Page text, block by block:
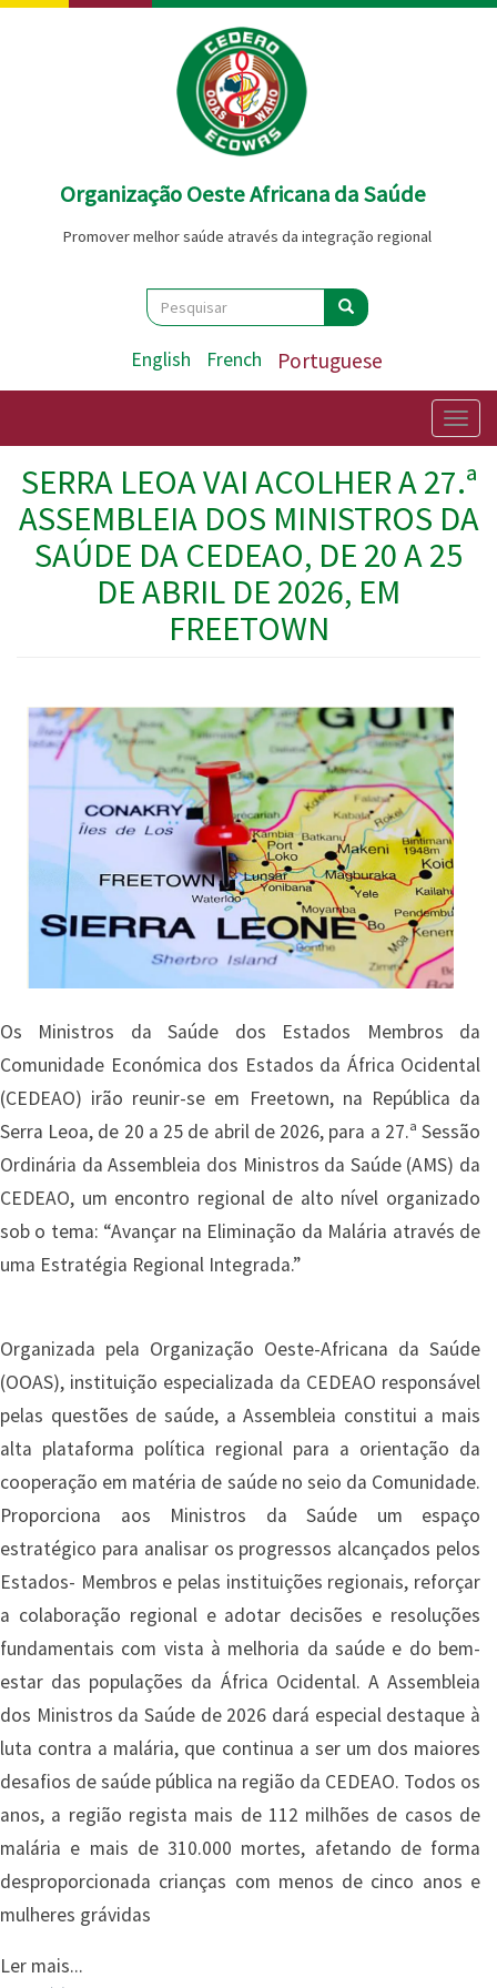
Passar
Organização Oeste Africana da Saúde
Promover melhor saúde através da integração regional
Search
Pesquisar Pesquisar
English French Portuguese
SERRA LEOA VAI ACOLHER A 27.ª
ASSEMBLEIA DOS MINISTROS DA
SAÚDE DA CEDEAO, DE 20 A 25
DE ABRIL DE 2026, EM
FREETOWN
Os Ministros da Saúde dos Estados Membros da
Comunidade Económica dos Estados da África Ocidental
(CEDEAO) irão reunir-se em Freetown, na República da
Serra Leoa, de 20 a 25 de abril de 2026, para a 27.ª Sessão
Ordinária da Assembleia dos Ministros da Saúde (AMS) da
CEDEAO, um encontro regional de alto nível organizado
sob o tema: “Avançar na Eliminação da Malária através de
uma Estratégia Regional Integrada.”
Organizada pela Organização Oeste-Africana da Saúde
(OOAS), instituição especializada da CEDEAO responsável
pelas questões de saúde, a Assembleia constitui a mais
alta plataforma política regional para a orientação da
cooperação em matéria de saúde no seio da Comunidade.
Proporciona aos Ministros da Saúde um espaço
estratégico para analisar os progressos alcançados pelos
Estados- Membros e pelas instituições regionais, reforçar
a colaboração regional e adotar decisões e resoluções
fundamentais com vista à melhoria da saúde e do bem-
estar das populações da África Ocidental. A Assembleia
dos Ministros da Saúde de 2026 dará especial destaque à
luta contra a malária, que continua a ser um dos maiores
desafios de saúde pública na região da CEDEAO. Todos os
anos, a região regista mais de 112 milhões de casos de
malária e mais de 310.000 mortes, afetando de forma
desproporcionada crianças com menos de cinco anos e
mulheres grávidas
Ler mais...